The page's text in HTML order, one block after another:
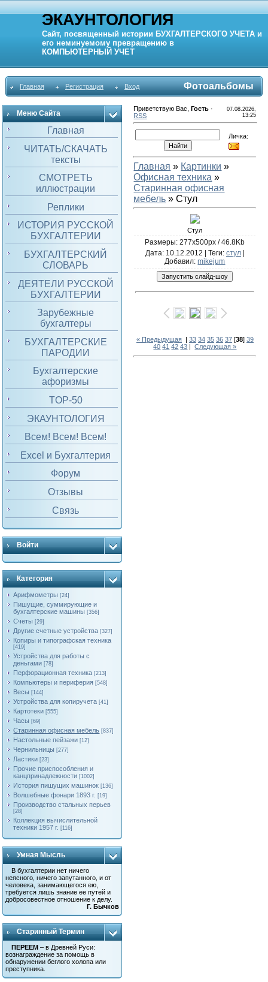
ЭКАУНТОЛОГИЯ
Сайт, посвященный истории БУХГАЛТЕРСКОГО УЧЕТА и
его неминуемому превращению в
КОМПЬЮТЕРНЫЙ УЧЕТ
Главная Регистрация Вход Фотоальбомы
Меню Сайта
Главная
ЧИТАТЬ/СКАЧАТЬ
тексты
СМОТРЕТЬ
иллюстрации
Реплики
ИСТОРИЯ РУССКОЙ
БУХГАЛТЕРИИ
БУХГАЛТЕРСКИЙ
СЛОВАРЬ
ДЕЯТЕЛИ РУССКОЙ
БУХГАЛТЕРИИ
Зарубежные
бухгалтеры
БУХГАЛТЕРСКИЕ
ПАРОДИИ
Бухгалтерские
афоризмы
TOP-50
ЭКАУНТОЛОГИЯ
Всем! Всем! Всем!
Excel и Бухгалтерия
Форум
Отзывы
Связь
Войти
Категория
Арифмометры [24]
Пишущие, суммирующие и
бухгалтерские машины [356]
Счеты [29]
Другие счетные устройства [327]
Копиры и типографская техника
[419]
Устройства для работы с
деньгами [78]
Перфорационная техника [213]
Компьютеры и периферия [548]
Весы [144]
Устройства для копиручета [41]
Картотеки [555]
Часы [69]
Старинная офисная мебель [837]
Настольные пейзажи [12]
Чернильницы [277]
Ластики [23]
Прочие приспособления и
канцпринадлежности [1002]
История пишущих машинок [136]
Волшебные фонари 1893 г. [19]
Производство стальных перьев
[28]
Коллекция вычислительной
техники 1957 г. [116]
Умная Мысль
В бухгалтерии нет ничего
неясного, ничего запутанного, и от
человека, занимающегося ею,
требуется лишь знание ее путей и
добросовестное отношение к делу.
Г. Бычков
Старинный Термин
ПЕРЕЕМ – в Древней Руси:
вознаграждение за помощь в
обнаружении беглого холопа или
преступника.
Приветствую Вас ,Гость ·
RSS
07.08.2026,
13:25
Личка:
Главная » Картинки »
Офисная техника »
Старинная офисная
мебель » Стул
Стул
Размеры: 277x500px / 46.8Kb
Дата: 10.12.2012 | Теги: стул|
Добавил:mikejum
« Предыдущая| 33 34 35 36 37[38] 39
40 41 42 43 |Следующая »